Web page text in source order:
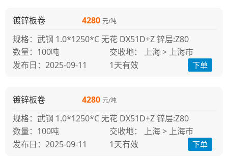
镀锌板卷 4280 元/吨
发布日：2025-09-11
规格：武钢 1.0*1250*C 无花 DX51D+Z 锌层:Z80
下单
100吨
交收地： 上海 > 上海市
1天有效
镀锌板卷 4280 元/吨
发布日：2025-09-11
规格：武钢 1.0*1250*C 无花 DX51D+Z 锌层:Z80
下单
100吨
交收地： 上海 > 上海市
1天有效